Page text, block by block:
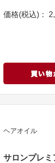
価格(税込)：
ヘアオイル
サロンプレ